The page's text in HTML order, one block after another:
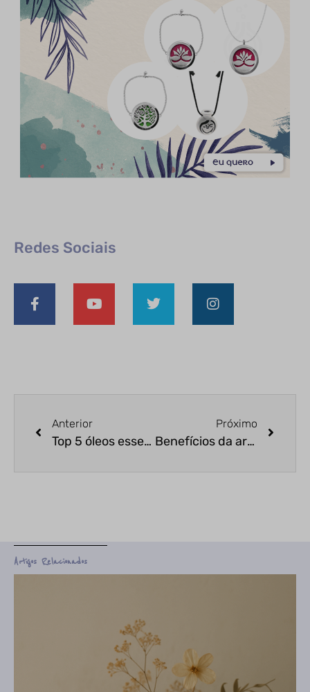
Redes Sociais
Anterior
Top 5 óleos essenciais
Próximo
Benefícios da argila roxa
Artigos Relacionados